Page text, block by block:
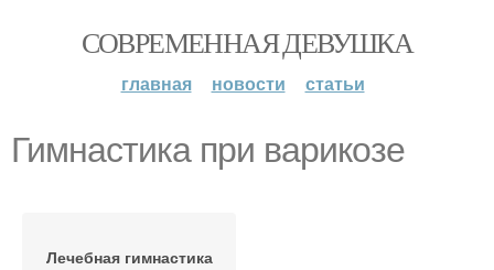
СОВРЕМЕННАЯ ДЕВУШКА
главная новости статьи
Гимнастика при варикозе
Лечебная гимнастика